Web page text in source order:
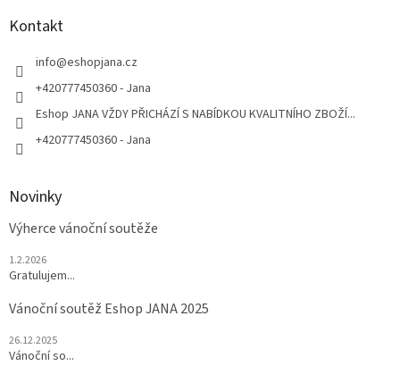
Kontakt
info@eshopjana.cz
+420777450360 - Jana
Eshop JANA VŽDY PŘICHÁZÍ S NABÍDKOU KVALITNÍHO ZBOŽÍ...
+420777450360 - Jana
Novinky
Výherce vánoční soutěže
1.2.2026
Gratulujem...
Vánoční soutěž Eshop JANA 2025
26.12.2025
Vánoční so...